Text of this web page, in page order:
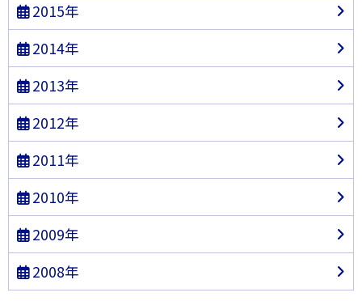
2015年
2014年
2013年
2012年
2011年
2010年
2009年
2008年